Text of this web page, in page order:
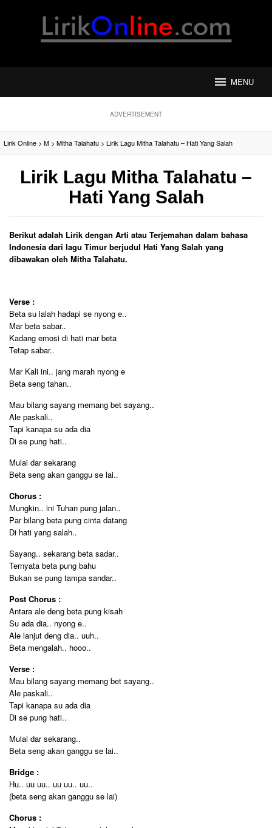
MENU
ADVERTISEMENT
Lirik Online > M > Mitha Talahatu > Lirik Lagu Mitha Talahatu – Hati Yang Salah
Lirik Lagu Mitha Talahatu –
Hati Yang Salah
Berikut adalah Lirik dengan Arti atau Terjemahan dalam bahasa
Indonesia dari lagu Timur berjudul Hati Yang Salah yang
dibawakan oleh Mitha Talahatu.
Verse :
Beta su lalah hadapi se nyong e..
Mar beta sabar..
Kadang emosi di hati mar beta
Tetap sabar..
Mar Kali ini.. jang marah nyong e
Beta seng tahan..
Mau bilang sayang memang bet sayang..
Ale paskali..
Tapi kanapa su ada dia
Di se pung hati..
Mulai dar sekarang
Beta seng akan ganggu se lai..
Chorus :
Mungkin.. ini Tuhan pung jalan..
Par bilang beta pung cinta datang
Di hati yang salah..
Sayang.. sekarang beta sadar..
Ternyata beta pung bahu
Bukan se pung tampa sandar..
Post Chorus :
Antara ale deng beta pung kisah
Su ada dia.. nyong e..
Ale lanjut deng dia.. uuh..
Beta mengalah.. hooo..
Verse :
Mau bilang sayang memang bet sayang..
Ale paskali..
Tapi kanapa su ada dia
Di se pung hati..
Mulai dar sekarang..
Beta seng akan ganggu se lai..
Bridge :
Hu.. uu uu.. uu uu.. uu..
(beta seng akan ganggu se lai)
Chorus :